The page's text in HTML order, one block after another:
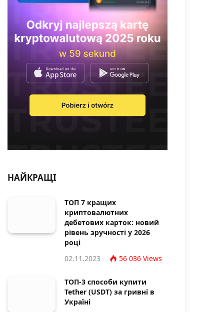
НАЙКРАЩІ
ТОП 7 кращих
криптовалютних
дебетових карток: новий
рівень зручності у 2026
році
02.11.2023
56 036 Views
ТОП-3 способи купити
Tether (USDT) за гривні в
Україні